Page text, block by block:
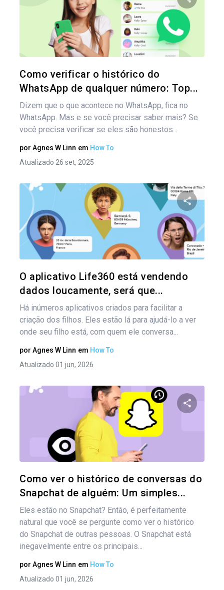
Como verificar o histórico do
WhatsApp de qualquer número: Top...
Dizem que o que acontece no WhatsApp, fica no
WhatsApp. Mas e se você precisar saber mais? Se
você precisa verificar se eles são honestos...
por Agnes W Linn em How To
Atualizado 26 set, 2025
O aplicativo Life360 está vendendo
dados loucamente, será que...
Há inúmeros aplicativos criados para facilitar a
criação dos filhos. Eles estão lá para ajudá-lo a ver
onde seu filho está, com quem ele conversa...
por Agnes W Linn em How To
Atualizado 01 jun, 2026
Como ver o histórico de conversas do
Snapchat de alguém: Um simples...
Eles estão no Snapchat? Então, é perfeitamente
natural que você se pergunte como ver o histórico
do Snapchat de outras pessoas. O Snapchat está
inegavelmente entre os principais...
por Agnes W Linn em How To
Atualizado 01 jun, 2026